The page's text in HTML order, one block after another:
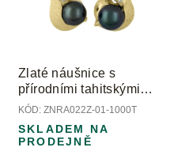
Zlaté náušnice s
přírodními tahitskými
perlami a diamanty
KÓD: ZNRA022Z-01-1000T
SKLADEM NA
PRODEJNĚ